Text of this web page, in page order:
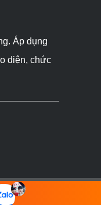
Áp dụng
diện, chức